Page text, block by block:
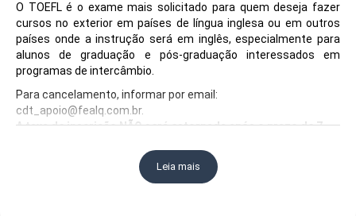
O TOEFL é o exame mais solicitado para quem deseja fazer
cursos no exterior em países de língua inglesa ou em outros
países onde a instrução será em inglês, especialmente para
alunos de graduação e pós-graduação interessados em
programas de intercâmbio.
Para cancelamento, informar por email:
cdt_apoio@fealq.com.br.
A taxa de inscrição NÃO será estornada após o prazo de 7
EXAME DESTINADO A SERVIDORES E ALUNOS USP.
Leia mais